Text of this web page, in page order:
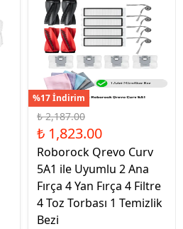
%17 İndirim
₺ 2,187.00
₺ 1,823.00
Roborock Qrevo Curv
5A1 ile Uyumlu 2 Ana
Fırça 4 Yan Fırça 4 Filtre
4 Toz Torbası 1 Temizlik
Bezi